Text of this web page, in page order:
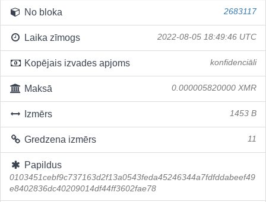
No bloka 2683117
Laika zīmogs 2022-08-05 18:49:46 UTC
Kopējais izvades apjoms konfidenciāli
Maksā 0.000005820000 XMR
Izmērs 1453 B
Gredzena izmērs 11
Papildus
0103451cebf9c737163d2f13a0543feda45246344a7fdfddabeef49
e8402836dc40209014df44ff3602fae78